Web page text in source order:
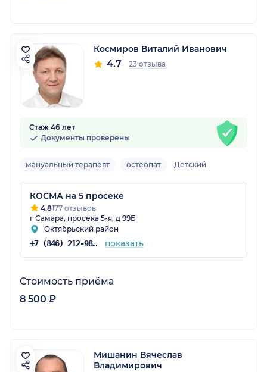
Космиров Виталий Иванович
4.7 23 отзыва
Стаж 46 лет
Документы проверены
мануальный терапевт остеопат Детский
КОСМА на 5 просеке
4.8177 отзывов
г Самара, просека 5-я, д 99Б
Октябрьский район
+7 (846) 212-98-30 показать
Стоимость приёма
8 500 ₽
Мишанин Вячеслав
Владимирович